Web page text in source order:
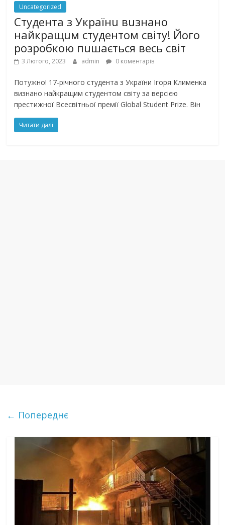
Uncategorized
Студента з Українu вuзнано
найкращuм студентом світу! Його
розробкою пuшається весь світ
3 Лютого, 2023 admin 0 коментарів
Потужно! 17-річного студента з України Ігоря Клименка
визнано найкращим студентом світу за версією
престижної Всесвітньої премії Global Student Prize. Він
Читати далі
← Попереднє